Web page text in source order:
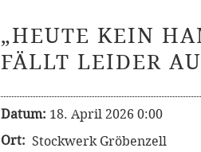
„HEUTE KEIN
FÄLLT LEIDER
Datum: 18. April 2026 0:00
Ort: Stockwerk Gröbenzell